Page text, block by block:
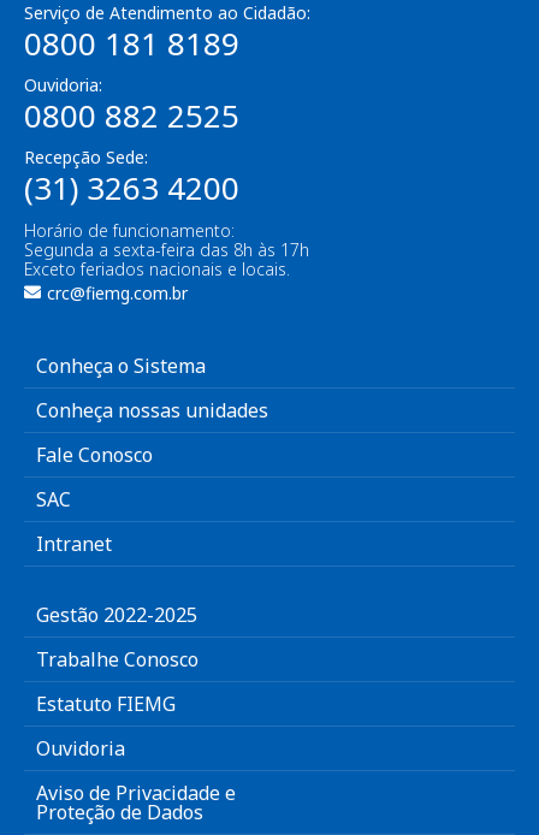
Serviço de Atendimento ao Cidadão:
0800 181 8189
Ouvidoria:
0800 882 2525
Recepção Sede:
(31) 3263 4200
Horário de funcionamento:
Segunda a sexta-feira das 8h às 17h
Exceto feriados nacionais e locais.
crc@fiemg.com.br
Conheça o Sistema
Conheça nossas unidades
Fale Conosco
SAC
Intranet
Gestão 2022-2025
Trabalhe Conosco
Estatuto FIEMG
Ouvidoria
Aviso de Privacidade e
Proteção de Dados